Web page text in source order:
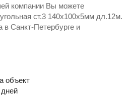
компании Вы можете
ст.3 140х100х5мм дл.12м.
в Санкт-Петербурге и
объект